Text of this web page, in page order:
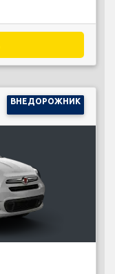
ВНЕДОРОЖНИК